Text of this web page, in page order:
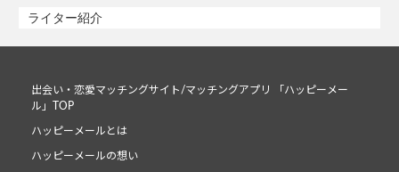
ライター紹介
出会い・恋愛マッチングサイト/マッチングアプリ 「ハッピーメー
ル」TOP
ハッピーメールとは
ハッピーメールの想い